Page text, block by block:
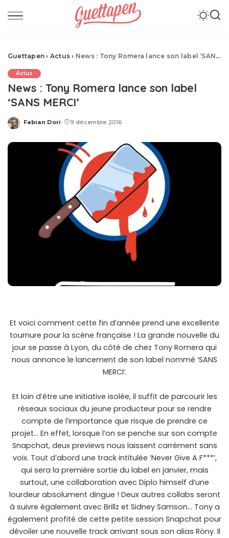
Guettapen › Actus › News : Tony Romera lance son label ‘SANS MERCI’
Actus
News : Tony Romera lance son label
‘SANS MERCI’
Posted
Fabian Dori 9 décembre 2016
Et voici comment cette fin d’année prend une excellente
tournure pour la scène française ! La grande nouvelle du
jour se passe à Lyon, du côté de chez Tony Romera qui
nous annonce le lancement de son label nommé ‘SANS
MERCI’.
Et loin d’être une initiative isolée, il suffit de parcourir les
réseaux sociaux du jeune producteur pour se rendre
compte de l’importance que risque de prendre ce
projet… En effet, lorsque l’on se penche sur son compte
Snapchat, deux previews nous laissent carrément sans
voix. Tout d’abord une track intitulée ‘Never Give A F***’,
qui sera la première sortie du label en janvier, mais
surtout, une collaboration avec Diplo himself d’une
lourdeur absolument dingue ! Deux autres collabs seront
à suivre également avec Brillz et Sidney Samson… Tony a
également profité de cette petite session Snapchat pour
dévoiler une nouvelle track arrivant sous son alias Röny. Il